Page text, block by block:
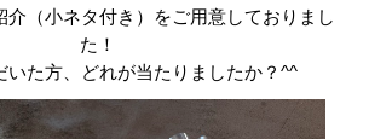
介（小ネタ付き）をご用意しておりまし
た！
いた方、どれが当たりましたか？^^